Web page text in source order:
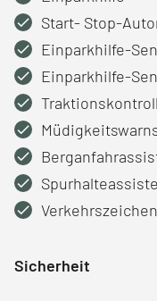
Start- Stop-
Einparkhilfe-
Einparkhilfe-
Sicherheit